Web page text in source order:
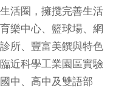
活圈，擁攬完善生活
樂中心、籃球場、網
所、豐富美饌與特色
近科學工業園區實驗
中、高中及雙語部